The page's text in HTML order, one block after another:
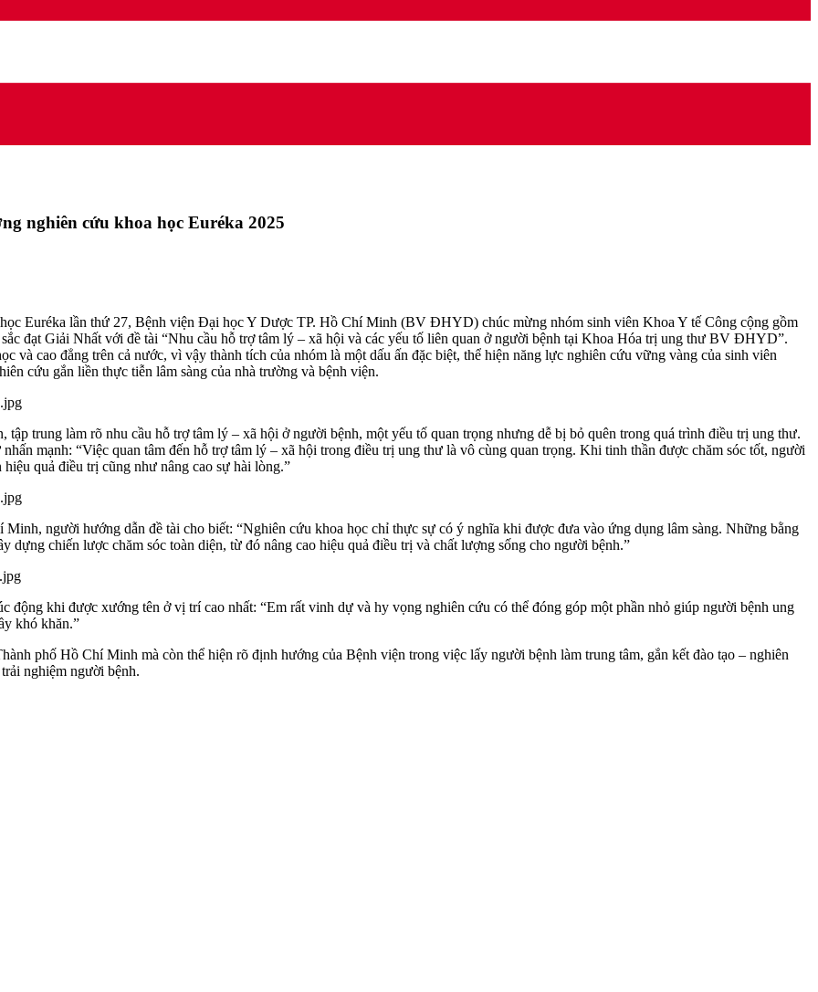
nghiên cứu khoa học Euréka 2025
Euréka lần thứ 27, Bệnh viện Đại học Y Dược TP. Hồ Chí Minh (BV ĐHYD) chúc mừng nhóm sinh viên Khoa Y tế Công cộng gồm
đạt Giải Nhất với đề tài “Nhu cầu hỗ trợ tâm lý – xã hội và các yếu tố liên quan ở người bệnh tại Khoa Hóa trị ung thư BV ĐHYD”.
và cao đẳng trên cả nước, vì vậy thành tích của nhóm là một dấu ấn đặc biệt, thể hiện năng lực nghiên cứu vững vàng của sinh viên
cứu gắn liền thực tiễn lâm sàng của nhà trường và bệnh viện.
trung làm rõ nhu cầu hỗ trợ tâm lý – xã hội ở người bệnh, một yếu tố quan trọng nhưng dễ bị bỏ quên trong quá trình điều trị ung thư.
mạnh: “Việc quan tâm đến hỗ trợ tâm lý – xã hội trong điều trị ung thư là vô cùng quan trọng. Khi tinh thần được chăm sóc tốt, người
quả điều trị cũng như nâng cao sự hài lòng.”
người hướng dẫn đề tài cho biết: “Nghiên cứu khoa học chỉ thực sự có ý nghĩa khi được đưa vào ứng dụng lâm sàng. Những bằng
chiến lược chăm sóc toàn diện, từ đó nâng cao hiệu quả điều trị và chất lượng sống cho người bệnh.”
khi được xướng tên ở vị trí cao nhất: “Em rất vinh dự và hy vọng nghiên cứu có thể đóng góp một phần nhỏ giúp người bệnh ung
khó khăn.”
phố Hồ Chí Minh mà còn thể hiện rõ định hướng của Bệnh viện trong việc lấy người bệnh làm trung tâm, gắn kết đào tạo – nghiên
nghiệm người bệnh.